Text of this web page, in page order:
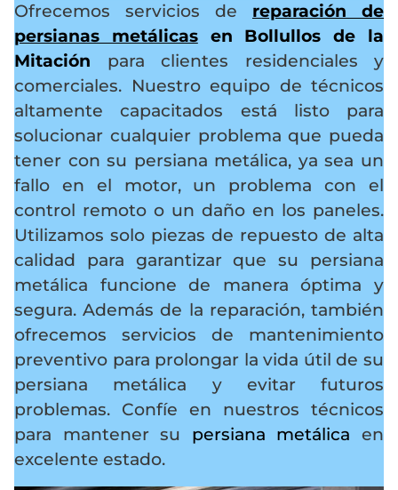
Ofrecemos servicios de reparación de
persianas metálicasen Bollullos de la
Mitación para clientes residenciales y
comerciales. Nuestro equipo de técnicos
altamente capacitados está listo para
solucionar cualquier problema que pueda
tener con su persiana metálica, ya sea un
fallo en el motor, un problema con el
control remoto o un daño en los paneles.
Utilizamos solo piezas de repuesto de alta
calidad para garantizar que su persiana
metálica funcione de manera óptima y
segura. Además de la reparación, también
ofrecemos servicios de mantenimiento
preventivo para prolongar la vida útil de su
persiana metálica y evitar futuros
problemas. Confíe en nuestros técnicos
para mantener su persiana metálica en
excelente estado.